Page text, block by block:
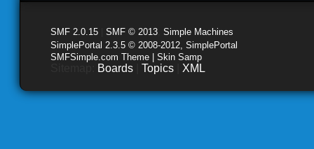
SMF 2.0.15 SMF © 2013 Simple Machines
SimplePortal 2.3.5 © 2008-2012, SimplePortal
SMFSimple.com Theme | Skin Samp
Boards Topics XML